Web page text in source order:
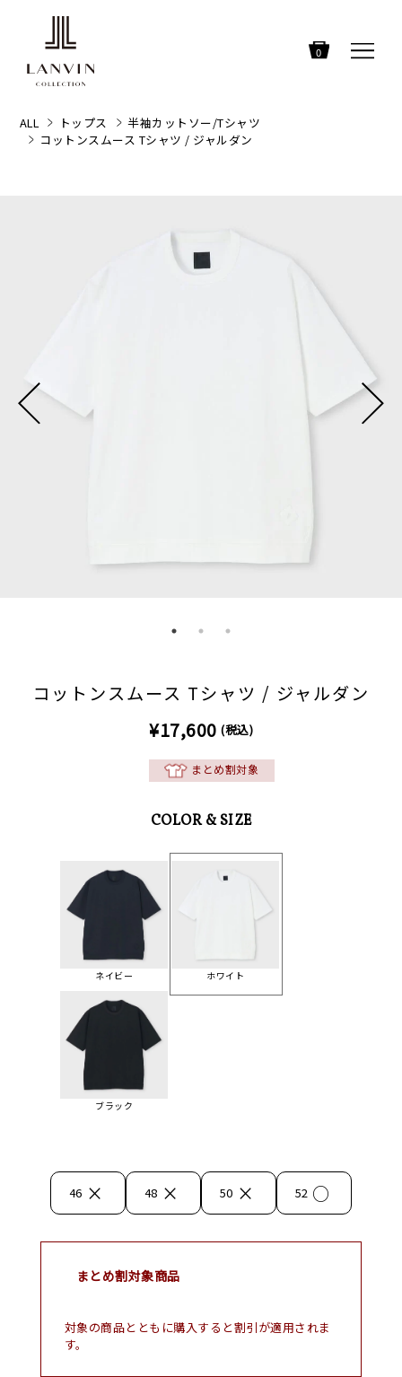
0
ALL トップス
半袖カットソー/Tシャツ
コットンスムース Tシャツ / ジャルダン
コットンスムース Tシャツ / ジャルダン
¥17,600 (税込)
まとめ割対象
COLOR & SIZE
ネイビー ホワイト
ブラック
46 × 48 × 50 × 52 ○
まとめ割対象商品
対象の商品とともに購入すると割引が適用されま
す。